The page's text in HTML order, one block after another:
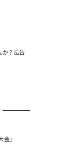
か？広告
」